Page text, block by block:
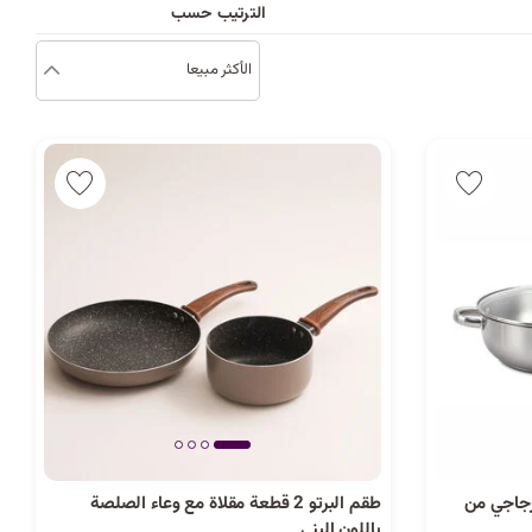
ك
ل
م
ب
ي
الترتيب حسب
الأكثر مبيعا
من
طقم البرتو 2 قطعة مقلاة مع وعاء الصلصة